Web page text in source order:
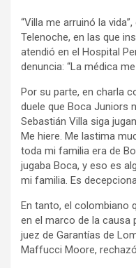
“Villa me arruinó la
Telenoche, en las que
atendió en el Hospital
denuncia: “La médica
Por su parte, en charla
duele que Boca Juniors
Sebastián Villa siga
Me hiere. Me lastima
toda mi familia era de
jugaba Boca, y eso es
mi familia. Es
En tanto, el colombiano
en el marco de la causa
juez de Garantías de
Maffucci Moore,